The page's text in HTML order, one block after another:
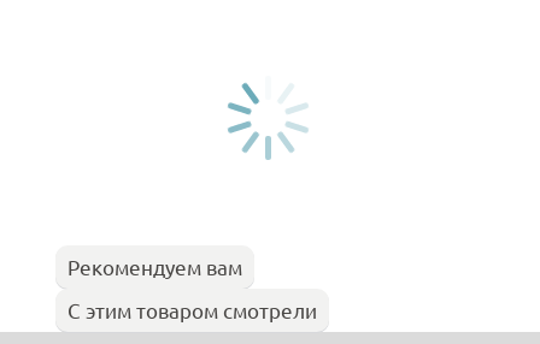
Рекомендуем вам
С этим товаром смотрели